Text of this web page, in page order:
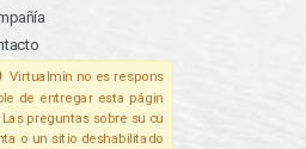
Virtualmin no es respons
de entregar esta págin
Las preguntas sobre su cu
o un sitio deshabilitado